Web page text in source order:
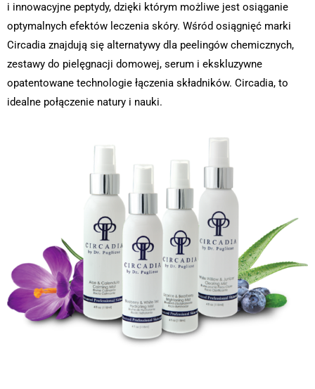
i innowacyjne peptydy, dzięki którym możliwe jest osiąganie
optymalnych efektów leczenia skóry. Wśród osiągnięć marki
Circadia znajdują się alternatywy dla peelingów chemicznych,
zestawy do pielęgnacji domowej, serum i ekskluzywne
opatentowane technologie łączenia składników. Circadia, to
idealne połączenie natury i nauki.